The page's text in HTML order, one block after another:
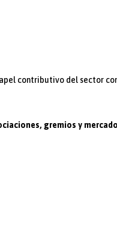
contributivo del sector
gremios y